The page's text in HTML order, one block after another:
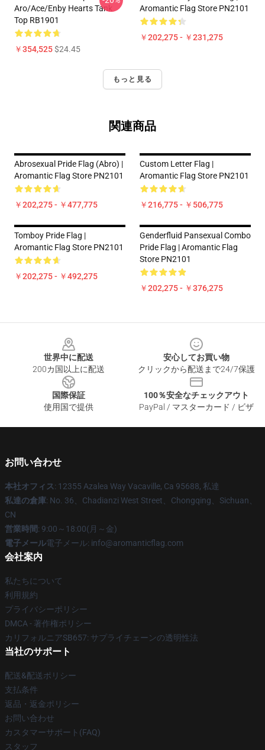
Aro/ace/enby Hearts Tank
Top RB1901
￥354,525$24.45
Aromantic Flag Store PN2101
￥202,275 - ￥231,275
もっと見る
関連商品
Abrosexual Pride Flag (Abro) |
Aromantic Flag Store PN2101
￥202,275 - ￥477,775
Custom Letter Flag |
Aromantic Flag Store PN2101
￥216,775 - ￥506,775
Tomboy Pride Flag |
Aromantic Flag Store PN2101
￥202,275 - ￥492,275
Genderfluid Pansexual Combo
Pride Flag | Aromantic Flag
Store PN2101
￥202,275 - ￥376,275
世界中に配送
200カ国以上に配送
安心してお買い物
クリックから配送まで24/7保護
国際保証
使用国で提供
100％安全なチェックアウト
PayPal / マスターカード / ビザ
お問い合わせ
本社オフィス: 12355 Azalea Way Vacaville, Ca 95688, 私達
私達の倉庫: No. 36、Chadianzi West Street、Chongqing、Sichuan、
CN
営業時間: 9:00～18:00(月～金)
電子メール電子メール: info@aromanticflag.com
会社案内
私たちについて
利用規約
プライバシーポリシー
DMCA - 著作権ポリシー
カリフォルニアSB657: サプライチェーンの透明性法
当社のサポート
配送&配送ポリシー
支払条件
返品・返金ポリシー
お問い合わせ
カスタマーサポート(FAQ)
スタッフ